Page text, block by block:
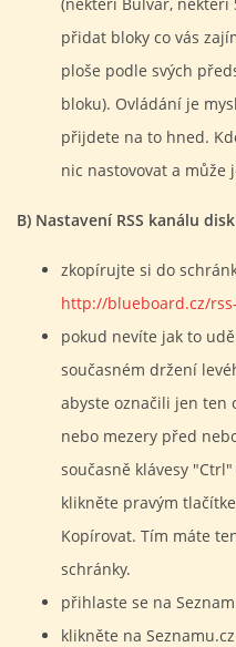
přidat bloky co vás
ploše podle svých
bloku). Ovládání je
přijdete na to hned.
nic nastovovat a může
B) Nastavení RSS kanálu
zkopírujte si do
http://blueboard.cz/
pokud nevíte jak to
současném držení
abyste označili jen ten
nebo mezery před
současně klávesy
klikněte pravým
Kopírovat. Tím máte
schránky.
přihlaste se na
klikněte na